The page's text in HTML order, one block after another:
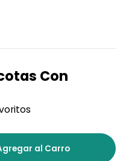
Con
al Carro